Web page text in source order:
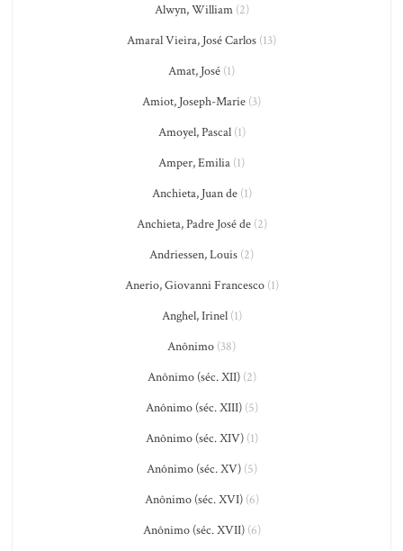
Alwyn, William(2)
Amaral Vieira, José Carlos (13)
Amat, José (1)
Amiot, Joseph-Marie (3)
Amoyel, Pascal(1)
Amper, Emilia (1)
Anchieta, Juan de(1)
Anchieta, Padre José de(2)
Andriessen, Louis (2)
Anerio, Giovanni Francesco(1)
Anghel, Irinel(1)
Anônimo (38)
Anônimo (séc. XII)(2)
Anônimo (séc. XIII)(5)
Anônimo (séc. XIV)(1)
Anônimo (séc. XV)(5)
Anônimo (séc. XVI)(6)
Anônimo (séc. XVII)(6)